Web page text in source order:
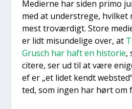
Medi­er­ne har siden pri­mo
med at under­stre­ge, hvil­ket
mest tro­vær­digt. Sto­re
er lidt mis­un­de­li­ge over, at
Grusch har haft en histo­rie,
cite­re, ser ud til at være
ef er „et lidet kendt
ted, som ingen har hørt om